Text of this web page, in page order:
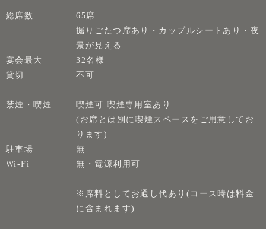
総席数
65席
掘りごたつ席あり・カップルシートあり・夜
景が見える
宴会最大
32名様
貸切
不可
禁煙・喫煙
喫煙可 喫煙専用室あり
(お席とは別に喫煙スペースをご用意してお
ります)
駐車場
無
Wi-Fi
無・電源利用可
※席料としてお通し代あり(コース時は料金
に含まれます)